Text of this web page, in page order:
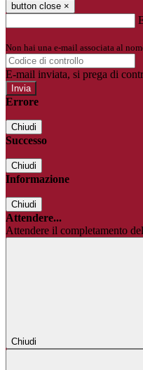
button close ×
Non hai una e-mail associata al
E-mail inviata, si prega di
Errore
Chiudi
Successo
Chiudi
Informazione
Chiudi
Attendere...
Attendere il completamento
Chiudi